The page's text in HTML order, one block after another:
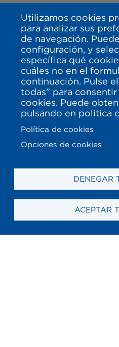
Utilizamos cookies
para analizar sus
de navegación.
configuración, y
específica qué
cuáles no en el
continuación. Pulse
todas" para
cookies. Puede
pulsando en política
Política de cookies
Opciones de cookies
DENEGAR
ACEPTAR